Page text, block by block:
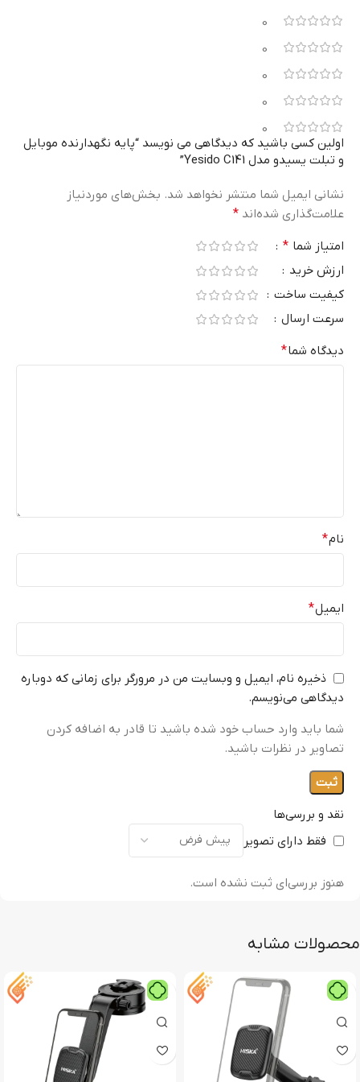
0
0
0
0
0
نقد و بررسی‌ها
فقط دارای تصویر
هنوز بررسی‌ای ثبت نشده است.
اولین کسی باشید که دیدگاهی می نویسد “پایه نگهدارنده موبایل
و تبلت یسیدو مدل Yesido C141”
نشانی ایمیل شما منتشر نخواهد شد. بخش‌های موردنیاز
علامت‌گذاری شده‌اند *
امتیاز شما *
ارزش خرید
کیفیت ساخت
سرعت ارسال
دیدگاه شما*
نام*
ایمیل*
ذخیره نام، ایمیل و وبسایت من در مرورگر برای زمانی که دوباره
دیدگاهی می‌نویسم.
شما باید وارد حساب خود شده باشید تا قادر به اضافه کردن
تصاویر در نظرات باشید.
محصولات مشابه